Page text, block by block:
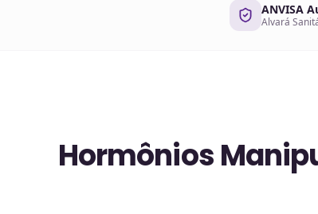
ANVISA
Alvará
Hormônios